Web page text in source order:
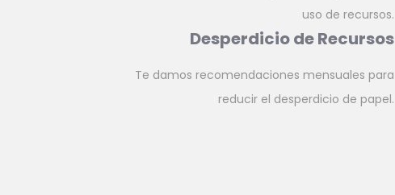
uso de recursos.
Desperdicio de Recursos
Te damos recomendaciones mensuales para
reducir el desperdicio de papel.